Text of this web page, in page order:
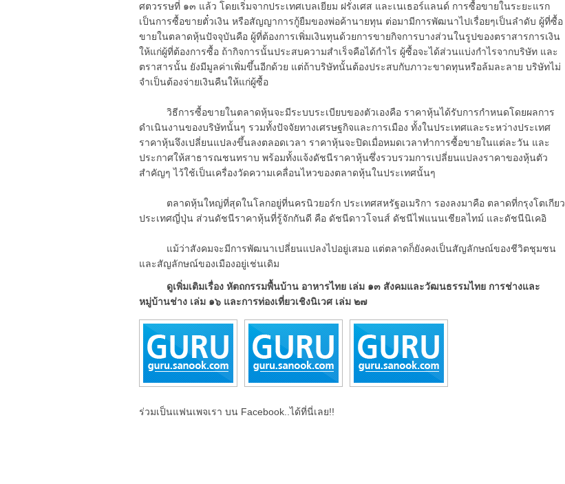
ศตวรรษที่ ๑๓ แล้ว โดยเริ่มจากประเทศเบลเยียม ฝรั่งเศส และเนเธอร์แลนด์ การซื้อขายในระยะแรก
เป็นการซื้อขายตั๋วเงิน หรือสัญญาการกู้ยืมของพ่อค้านายทุน ต่อมามีการพัฒนาไปเรื่อยๆเป็นลำดับ ผู้ที่ซื้อ
ขายในตลาดหุ้นปัจจุบันคือ ผู้ที่ต้องการเพิ่มเงินทุนด้วยการขายกิจการบางส่วนในรูปของตราสารการเงิน
ให้แก่ผู้ที่ต้องการซื้อ ถ้ากิจการนั้นประสบความสำเร็จคือได้กำไร ผู้ซื้อจะได้ส่วนแบ่งกำไรจากบริษัท และ
ตราสารนั้น ยังมีมูลค่าเพิ่มขึ้นอีกด้วย แต่ถ้าบริษัทนั้นต้องประสบกับภาวะขาดทุนหรือล้มละลาย บริษัทไม่
จำเป็นต้องจ่ายเงินคืนให้แก่ผู้ซื้อ
วิธีการซื้อขายในตลาดหุ้นจะมีระบบระเบียบของตัวเองคือ ราคาหุ้นได้รับการกำหนดโดยผลการ
ดำเนินงานของบริษัทนั้นๆ รวมทั้งปัจจัยทางเศรษฐกิจและการเมือง ทั้งในประเทศและระหว่างประเทศ
ราคาหุ้นจึงเปลี่ยนแปลงขึ้นลงตลอดเวลา ราคาหุ้นจะปิดเมื่อหมดเวลาทำการซื้อขายในแต่ละวัน และ
ประกาศให้สาธารณชนทราบ พร้อมทั้งแจ้งดัชนีราคาหุ้นซึ่งรวบรวมการเปลี่ยนแปลงราคาของหุ้นตัว
สำคัญๆ ไว้ใช้เป็นเครื่องวัดความเคลื่อนไหวของตลาดหุ้นในประเทศนั้นๆ
ตลาดหุ้นใหญ่ที่สุดในโลกอยู่ที่นครนิวยอร์ก ประเทศสหรัฐอเมริกา รองลงมาคือ ตลาดที่กรุงโตเกียว
ประเทศญี่ปุ่น ส่วนดัชนีราคาหุ้นที่รู้จักกันดี คือ ดัชนีดาวโจนส์ ดัชนีไฟแนนเชียลไทม์ และดัชนีนิเคอิ
แม้ว่าสังคมจะมีการพัฒนาเปลี่ยนแปลงไปอยู่เสมอ แต่ตลาดก็ยังคงเป็นสัญลักษณ์ของชีวิตชุมชน
และสัญลักษณ์ของเมืองอยู่เช่นเดิม
ดูเพิ่มเติมเรื่อง หัตถกรรมพื้นบ้าน อาหารไทย เล่ม ๑๓ สังคมและวัฒนธรรมไทย การช่างและ
หมู่บ้านช่าง เล่ม ๑๖ และการท่องเที่ยวเชิงนิเวศ เล่ม ๒๗
ร่วมเป็นแฟนเพจเรา บน Facebook..ได้ที่นี่เลย!!